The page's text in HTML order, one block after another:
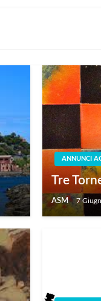
ANNUNCI
Tre
ASM 7